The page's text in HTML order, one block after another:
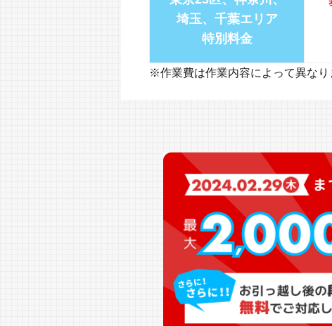
埼玉、千葉エリア
特別料金
※作業費は作業内容によって異なり